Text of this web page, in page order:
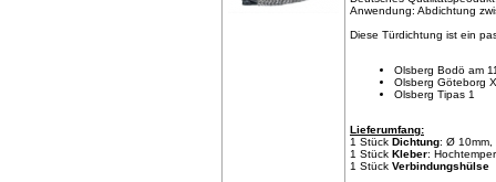
Anwendung: Abdichtung
Diese Türdichtung ist ein
Olsberg Bodö am
Olsberg Göteborg
Olsberg Tipas 1
Lieferumfang:
1 Stück Dichtung: Ø 10mm,
1 Stück Kleber:
1 Stück Verbindungshülse